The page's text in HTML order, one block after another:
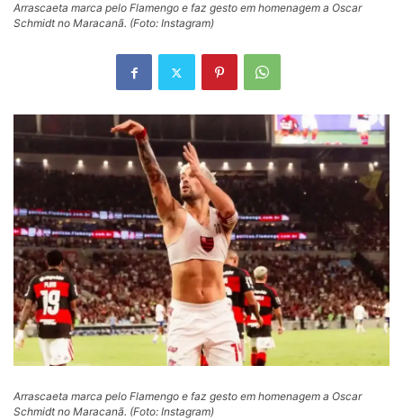
Arrascaeta marca pelo Flamengo e faz gesto em homenagem a Oscar
Schmidt no Maracanã. (Foto: Instagram)
Arrascaeta marca pelo Flamengo e faz gesto em homenagem a Oscar
Schmidt no Maracanã. (Foto: Instagram)